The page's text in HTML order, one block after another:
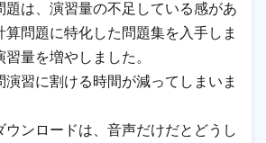
題は、演習量の不足している感があ
算問題に特化した問題集を入手しま
量を増やしました。
演習に割ける時間が減ってしまいま
ウンロードは、音声だけだとどうし